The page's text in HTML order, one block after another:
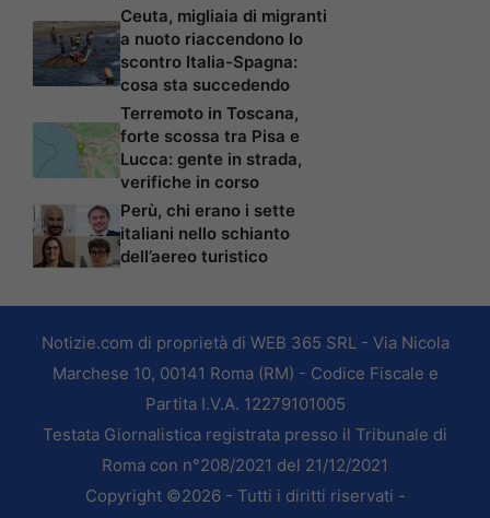
Ceuta, migliaia di migranti
a nuoto riaccendono lo
scontro Italia-Spagna:
cosa sta succedendo
Terremoto in Toscana,
forte scossa tra Pisa e
Lucca: gente in strada,
verifiche in corso
Perù, chi erano i sette
italiani nello schianto
dell’aereo turistico
Notizie.com di proprietà di WEB 365 SRL - Via Nicola
Marchese 10, 00141 Roma (RM) - Codice Fiscale e
Partita I.V.A. 12279101005
Testata Giornalistica registrata presso il Tribunale di
Roma con n°208/2021 del 21/12/2021
Copyright ©2026 - Tutti i diritti riservati -